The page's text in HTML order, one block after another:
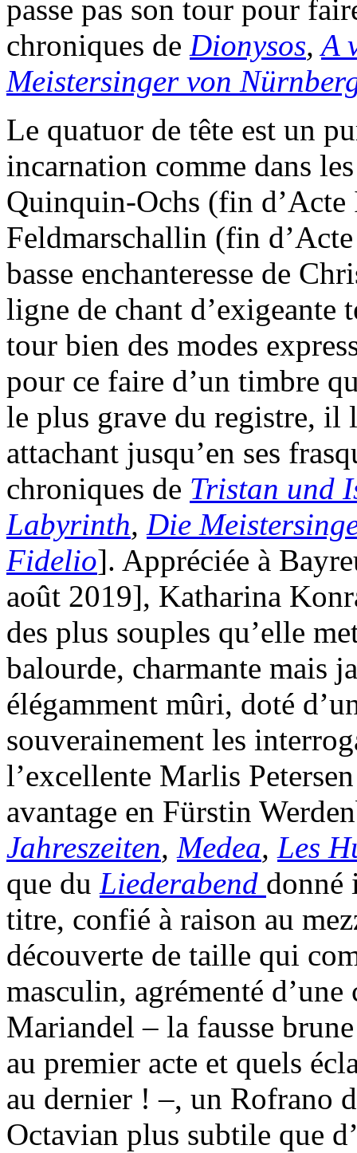
passe pas son tour pour
chroniques de Dionysos,A
Meistersinger von
Le quatuor de tête est un
incarnation comme dans
Quinquin-Ochs (fin
Feldmarschallin (fin
basse enchanteresse de
ligne de chant d’exigeante
tour bien des modes
pour ce faire d’un timbre
le plus grave du registre, il
attachant jusqu’en ses
chroniques de Tristan und
Labyrinth, Die
Fidelio]. Appréciée à
août 2019], Katharina
des plus souples qu’elle
balourde, charmante mais
élégamment mûri, doté
souverainement les
l’excellente Marlis
avantage en Fürstin
Jahreszeiten, Medea, Les
que du Liederabend donné
titre, confié à raison au
découverte de taille qui
masculin, agrémenté
Mariandel – la fausse
au premier acte et quels
au dernier ! –, un Rofrano
Octavian plus subtile que